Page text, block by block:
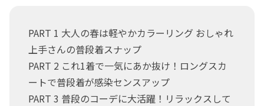
PART 1 大人の春は軽やかカラーリング おしゃれ
上手さんの普段着スナップ
PART 2 これ1着で一気にあか抜け！ロングスカ
ートで普段着が感染センスアップ
PART 3 普段のコーデに大活躍！リラックスして